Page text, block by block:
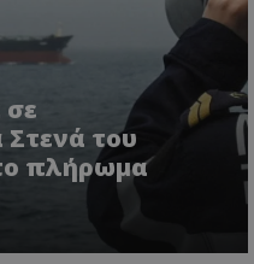
σε
του
πλήρωμα
.lifenewscy.tothemaonline.com